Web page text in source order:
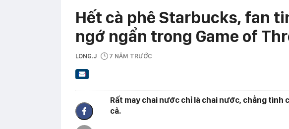
Hết cà phê Starbucks, fan
ngớ ngẩn trong Game of
LONG.J 7 NĂM TRƯỚC
Rất may chai nước chỉ là chai nước, chẳng tình
cả.